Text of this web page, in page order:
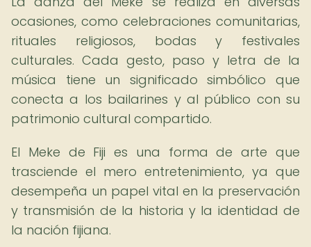
ocasiones, como celebraciones comunitarias,
rituales religiosos, bodas y festivales
culturales. Cada gesto, paso y letra de la
música tiene un significado simbólico que
conecta a los bailarines y al público con su
patrimonio cultural compartido.
El Meke de Fiji es una forma de arte que
trasciende el mero entretenimiento, ya que
desempeña un papel vital en la preservación
y transmisión de la historia y la identidad de
la nación fijiana.